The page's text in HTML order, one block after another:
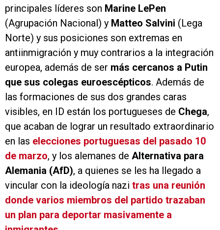
principales líderes son Marine LePen
(Agrupación Nacional) y Matteo Salvini (Lega
Norte) y sus posiciones son extremas en
antiinmigración y muy contrarios a la integración
europea, además de ser más cercanos a Putin
que sus colegas euroescépticos. Además de
las formaciones de sus dos grandes caras
visibles, en ID están los portugueses de Chega,
que acaban de lograr un resultado extraordinario
en las elecciones portuguesas del pasado 10
de marzo, y los alemanes de Alternativa para
Alemania (AfD), a quienes se les ha llegado a
vincular con la ideología nazi tras una reunión
donde varios miembros del partido trazaban
un plan para deportar masivamente a